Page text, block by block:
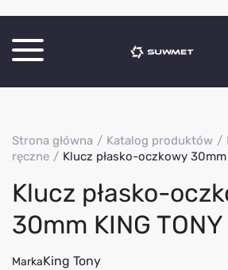
O Firmie
Kontakt
Strona główna Katalog produktów
ręczne
Klucz płasko-oczkowy 30mm
Klucz płasko-
30mm KING TONY
MarkaKing Tony